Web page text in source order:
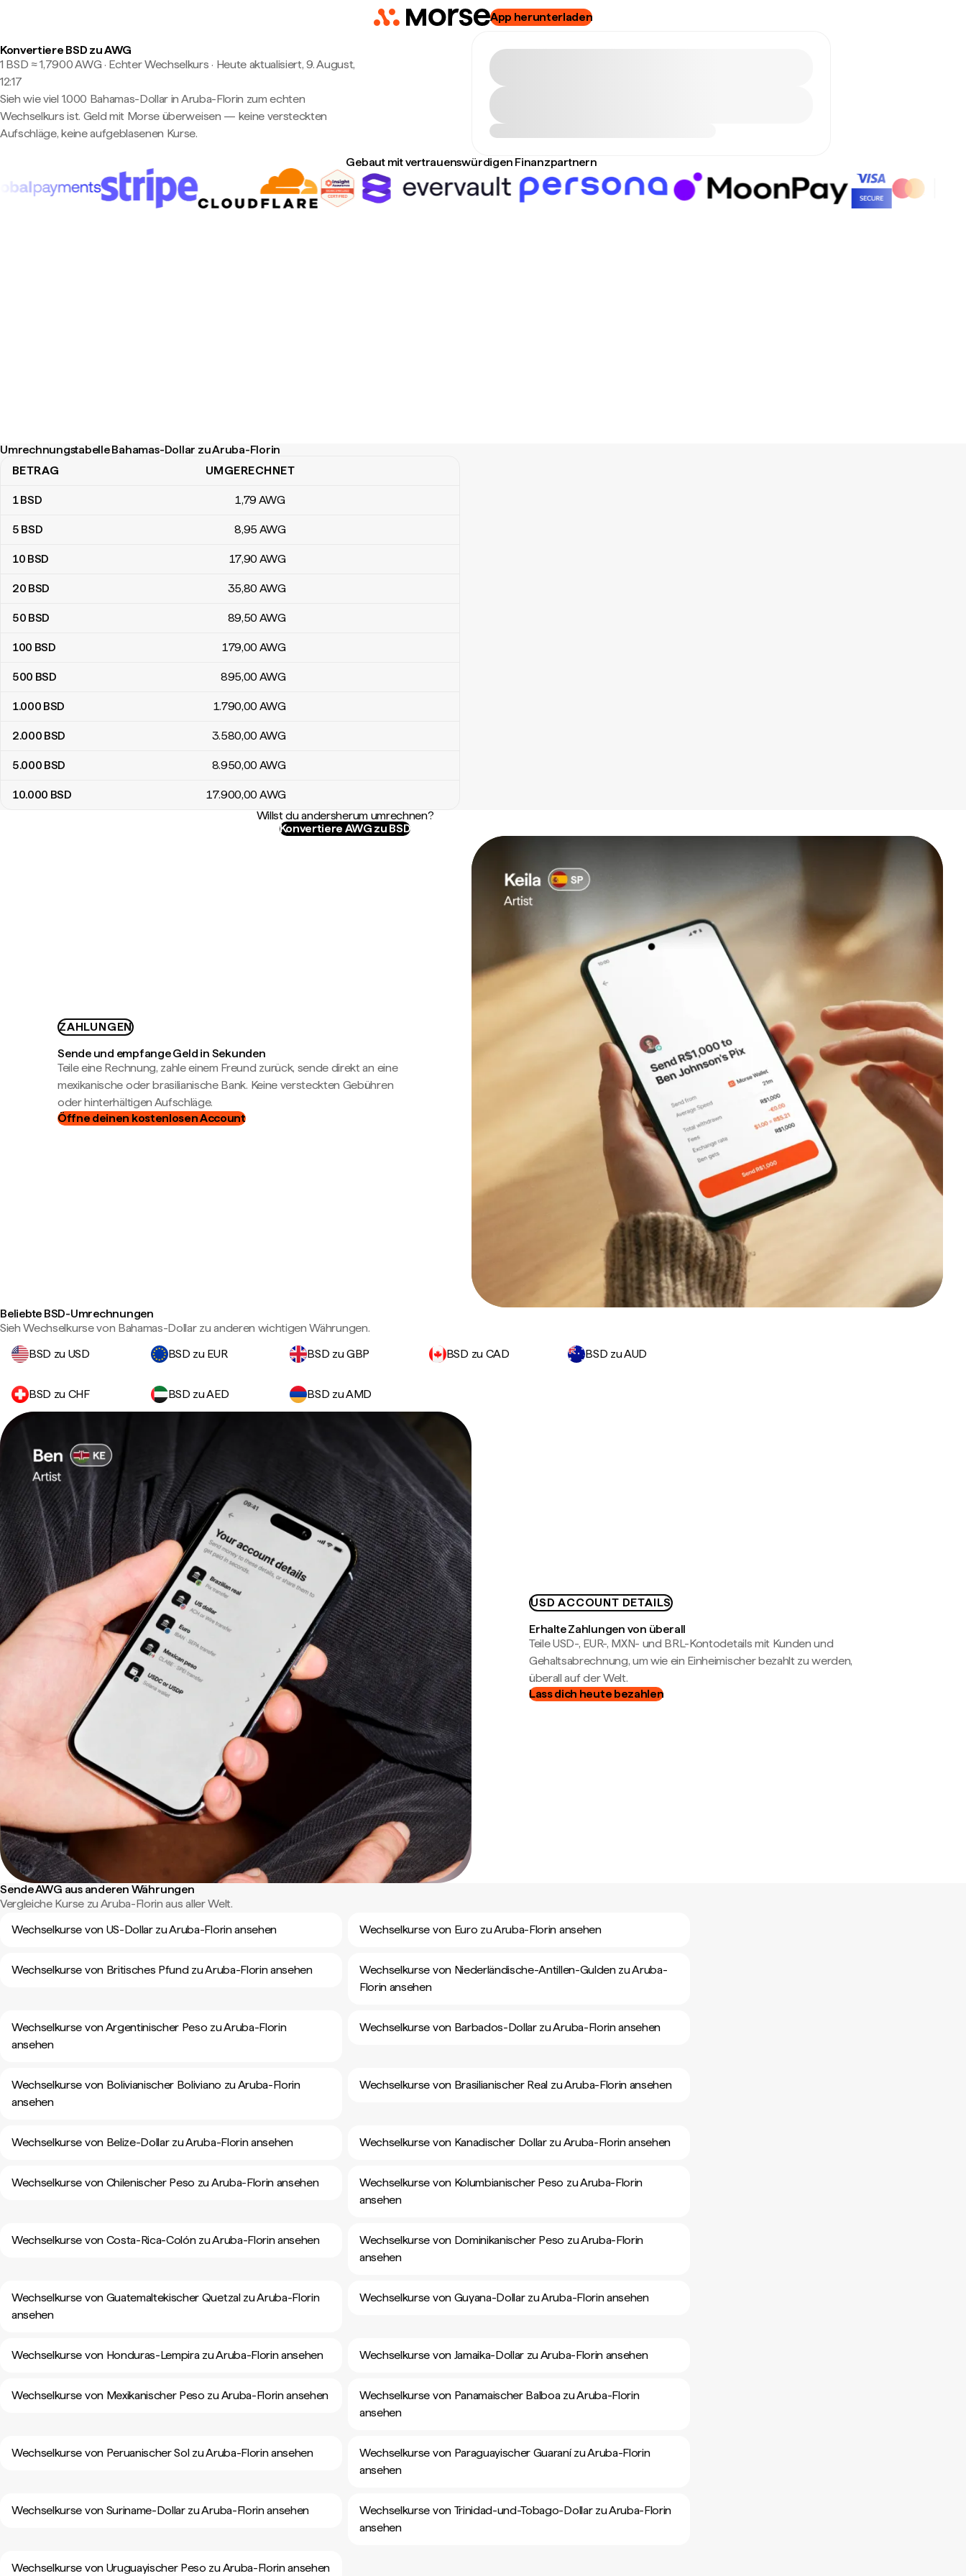
App herunterladen
Konvertiere BSD zu AWG
1 BSD ≈ 1,7900 AWG · Echter Wechselkurs · Heute aktualisiert, 9. August,
12:17
Sieh wie viel 1.000 Bahamas-Dollar in Aruba-Florin zum echten
Wechselkurs ist. Geld mit Morse überweisen — keine versteckten
Aufschläge, keine aufgeblasenen Kurse.
Gebaut mit vertrauenswürdigen Finanzpartnern
Umrechnungstabelle Bahamas-Dollar zu Aruba-Florin
Umrechnungstabelle Bahamas-Dollar zu Aruba-Florin
BETRAG UMGERECHNET
1BSD 1,79 AWG
5 BSD 8,95 AWG
10 BSD 17,90 AWG
20 BSD 35,80 AWG
50 BSD 89,50 AWG
100 BSD 179,00 AWG
500 BSD 895,00 AWG
1.000 BSD 1.790,00 AWG
2.000 BSD 3.580,00 AWG
5.000 BSD 8.950,00 AWG
10.000 BSD 17.900,00 AWG
Willst du andersherum umrechnen?
Konvertiere AWG zu BSD
ZAHLUNGEN
Sende und empfange Geld in Sekunden
Teile eine Rechnung, zahle einem Freund zurück, sende direkt an eine
mexikanische oder brasilianische Bank. Keine versteckten Gebühren
oder hinterhältigen Aufschläge.
Öffne deinen kostenlosen Account
Beliebte BSD-Umrechnungen
Sieh Wechselkurse von Bahamas-Dollar zu anderen wichtigen Währungen.
BSD zu USD
BSD zu EUR BSD zu GBP BSD zu CAD BSD zu AUD
BSD zu CHF BSD zu AED BSD zu AMD
USD ACCOUNT DETAILS
Erhalte Zahlungen von überall
Teile USD-, EUR-, MXN- und BRL-Kontodetails mit Kunden und
Gehaltsabrechnung, um wie ein Einheimischer bezahlt zu werden,
überall auf der Welt.
Lass dich heute bezahlen
Sende AWG aus anderen Währungen
Vergleiche Kurse zu Aruba-Florin aus aller Welt.
Wechselkurse von US-Dollar zu Aruba-Florin ansehen
Wechselkurse von Euro zu Aruba-Florin ansehen
Wechselkurse von Britisches Pfund zu Aruba-Florin ansehen
Wechselkurse von Niederländische-Antillen-Gulden zu Aruba-
Florin ansehen
Wechselkurse von Argentinischer Peso zu Aruba-Florin
ansehen
Wechselkurse von Barbados-Dollar zu Aruba-Florin ansehen
Wechselkurse von Bolivianischer Boliviano zu Aruba-Florin
ansehen
Wechselkurse von Brasilianischer Real zu Aruba-Florin ansehen
Wechselkurse von Belize-Dollar zu Aruba-Florin ansehen Wechselkurse von Kanadischer Dollar zu Aruba-Florin ansehen
Wechselkurse von Chilenischer Peso zu Aruba-Florin ansehen
Wechselkurse von Kolumbianischer Peso zu Aruba-Florin
ansehen
Wechselkurse von Costa-Rica-Colón zu Aruba-Florin ansehen
Wechselkurse von Dominikanischer Peso zu Aruba-Florin
ansehen
Wechselkurse von Guatemaltekischer Quetzal zu Aruba-Florin
ansehen
Wechselkurse von Guyana-Dollar zu Aruba-Florin ansehen
Wechselkurse von Honduras-Lempira zu Aruba-Florin ansehen Wechselkurse von Jamaika-Dollar zu Aruba-Florin ansehen
Wechselkurse von Mexikanischer Peso zu Aruba-Florin ansehen
Wechselkurse von Panamaischer Balboa zu Aruba-Florin
ansehen
Wechselkurse von Peruanischer Sol zu Aruba-Florin ansehen
Wechselkurse von Paraguayischer Guaraní zu Aruba-Florin
ansehen
Wechselkurse von Suriname-Dollar zu Aruba-Florin ansehen
Wechselkurse von Trinidad-und-Tobago-Dollar zu Aruba-Florin
ansehen
Wechselkurse von Uruguayischer Peso zu Aruba-Florin ansehen